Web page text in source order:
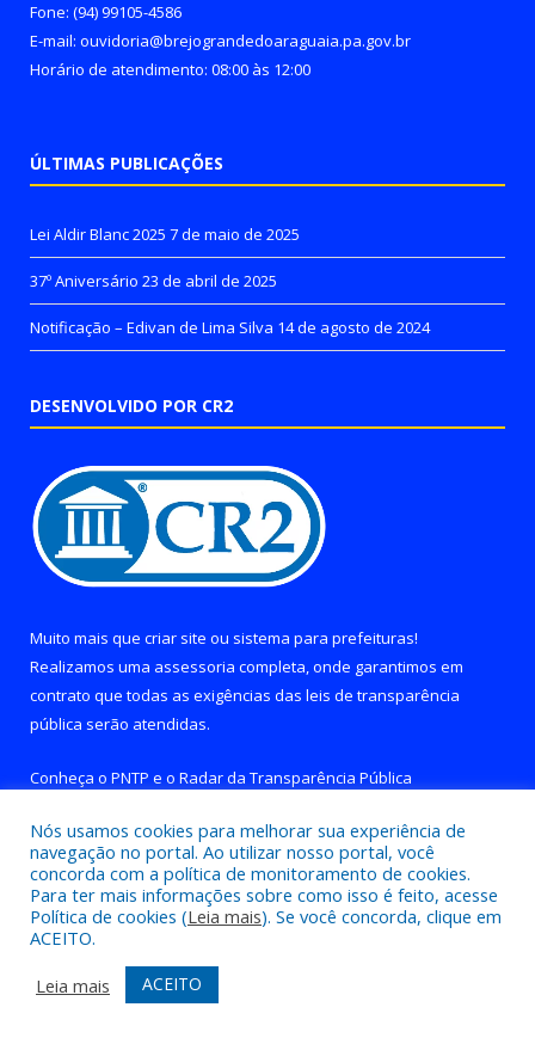
Fone: (94) 99105-4586
E-mail: ouvidoria@brejograndedoaraguaia.pa.gov.br
Horário de atendimento: 08:00 às 12:00
ÚLTIMAS PUBLICAÇÕES
Lei Aldir Blanc 2025 7 de maio de 2025
37º Aniversário 23 de abril de 2025
Notificação – Edivan de Lima Silva 14 de agosto de 2024
DESENVOLVIDO POR CR2
Muito mais que criar site ou sistema para prefeituras!
Realizamos uma assessoria completa, onde garantimos em
contrato que todas as exigências das leis de transparência
pública serão atendidas.
Conheça o PNTP e o Radar da Transparência Pública
Todos os direitos reservados a Prefeitura de Brejo Grande do
Araguaia.
Mapa do Site
Acessar Área Administrativa
Acessar Webmail
Nós usamos cookies para melhorar sua experiência de
navegação no portal. Ao utilizar nosso portal, você
concorda com a política de monitoramento de cookies.
Para ter mais informações sobre como isso é feito, acesse
Política de cookies (Leia mais). Se você concorda, clique em
ACEITO.
Leia mais
ACEITO